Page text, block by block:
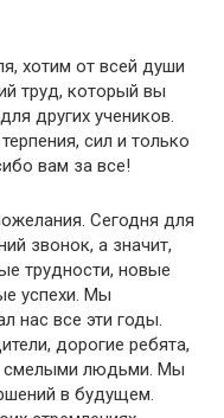
хотим от всей души
труд, который вы
других учеников.
сил и только
вам за все!
Сегодня для
звонок, а значит,
трудности, новые
успехи. Мы
нас все эти годы.
дорогие ребята,
смелыми людьми. Мы
в будущем.